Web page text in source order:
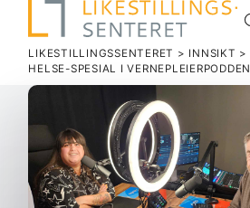
LIKESTILLINGSSENTERET > INNSIKT >
HELSE-SPESIAL I VERNEPLEIERPODDEN